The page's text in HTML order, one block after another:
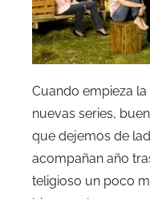
Cuando empieza
nuevas series,
que dejemos de
acompañan año
teligioso un poco